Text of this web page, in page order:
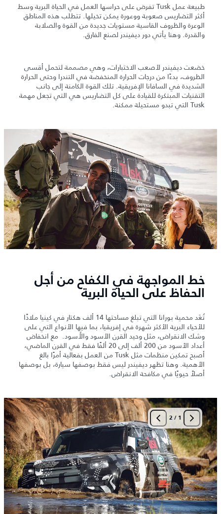
طبيعة عمل Tusk تفرض على حراسها العمل في الحياة البرية وسط
أكثر التضاريس صعوبة ووعورة يمكن تخيلها. تتطلب هذه المناطق
الوعرة والظروف القاسية مستويات جديدة من القوة والصلابة
والقدرة. وهنا يأتي دور ديفيندر لصنع الفارق.
خضعت ديفيندر لأصعب الاختبارات، وهي مصممة لتحمل أقسى
الظروف، بدءًا من درجات الحرارة المنخفضة في التندرا وحتى الحرارة
الشديدة في السافانا الإفريقية. تلك القوة الكامنة إلى جانب
التقنيات المبتكرة للقيادة على كل التضاريس هي التي تجعل مهمة
Tusk التي تبدو مستحيلة ممكنة.
خط المواجهة في الكفاح من أجل
الحفاظ على الحياة البرية
تُعَد محمية بورانا التي تبلغ مساحتها 14 ألف هكتار في كينيا ملاذًا
للأحياء البرية الأكثر شهرة في إفريقيا، بما فيها الأنواع التي على
وشك الانقراض، مثل وحيد القرن الأسود والأُسود. مع انخفاض
أعداد الأسود من 200 ألف إلى 20 ألفًا فقط في القرن الماضي،
أصبح تمكين منظمات مثل Tusk من العمل بفعالية أمرًا بالغ
الأهمية. وهنا تظهر ديفيندر ليس فقط بوصفها سيارة، بل بوصفها
أصلاً حيويًا في مكافحة الانقراض.
1
/
2